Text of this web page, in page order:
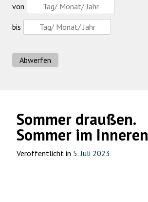
Sommer draußen.
Sommer im Inneren
Veröffentlicht in 5. Juli 2023
von
bis
Abwerfen